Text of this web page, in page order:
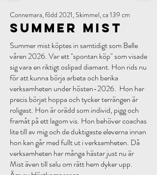
Connemara, född 2021, Skimmel, ca 139 cm
Summer Mist
Summer mist köptes in samtidigt som Belle
våren 2026. Var ett "spontan köp" som visade
sig vara en riktigt oslipad diamant. Hon rids nu
för att kunna börja arbeta och berika
verksamheten under hösten-2026. Hon har
precis börjat hoppa och tycker terrängen är
roligast. Hon är orädd som individ, pigg och
framåt på ett lagom vis. Hon behöver coachas
lite till av mig och de duktigaste eleverna innan
hon kan går med fullt ut i verksamheten. Då
verksamheten har många hästar just nu är
Mist även till salu om rätt hem dyker upp.